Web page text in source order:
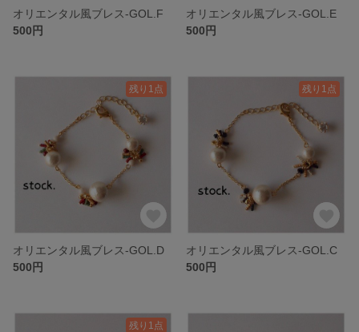
オリエンタル風ブレス-GOL.F
500円
オリエンタル風ブレス-GOL.E
500円
残り1点
オリエンタル風ブレス-GOL.D
500円
残り1点
オリエンタル風ブレス-GOL.C
500円
残り1点